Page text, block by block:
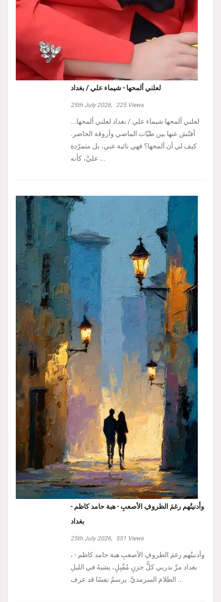
لعلني ألمحها - شيماء علي / بغداد
25th July 2026, 225Views
لعلني ألمحها شيماء علي / بغداد لعلني ألمحها...
أفتّش عنها بين طيّات الماضي وأروقة الحاضر.
كيف لي أن ألمحها؟ فهي نائية عني، بل متمرّدة
عليَّ، كأنه ...
وأدنيتُهم رغمَ الظروفِ الأصعبِ - هبة حامد كاظم -
بغداد
25th July 2026, 551 Views
، وأدنيتُهم رغمَ الظروفِ الأصعبِ هبة حامد كاظم -
بغداد مرَّ بدربي كلُّ حزنٍ مُقْبِلٍ، يشبهُ في الليلِ
الظلامَ السرمديَّ. يرسمُ نفسًا قد عرف ...